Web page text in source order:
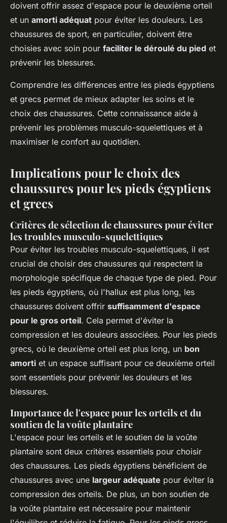
doivent offrir assez d'espace pour le deuxième orteil
et un amorti adéquat pour éviter les douleurs. Les
chaussures de sport, en particulier, doivent être
choisies avec soin pour faciliter le déroulé du pied et
prévenir les blessures.
Comprendre les différences entre les pieds égyptiens
et grecs permet de mieux adapter les soins et le
choix des chaussures. Cette connaissance aide à
prévenir les problèmes musculo-squelettiques et à
maximiser le confort au quotidien.
Implications pour le choix des
chaussures pour les pieds égyptiens
et grecs
Critères de sélection de chaussures pour éviter
les troubles musculo-squelettiques
Pour éviter les troubles musculo-squelettiques, il est
crucial de choisir des chaussures qui respectent la
morphologie spécifique de chaque type de pied. Pour
les pieds égyptiens, où l'hallux est plus long, les
chaussures doivent offrir suffisamment d'espace
pour le gros orteil. Cela permet d'éviter la
compression et les douleurs associées. Pour les pieds
grecs, où le deuxième orteil est plus long, un bon
amorti et un espace suffisant pour ce deuxième orteil
sont essentiels pour prévenir les douleurs et les
blessures.
Importance de l'espace pour les orteils et du
soutien de la voûte plantaire
L'espace pour les orteils et le soutien de la voûte
plantaire sont deux critères essentiels pour choisir
des chaussures. Les pieds égyptiens bénéficient de
chaussures avec une largeur adéquate pour éviter la
compression des orteils. De plus, un bon soutien de
la voûte plantaire est nécessaire pour maintenir